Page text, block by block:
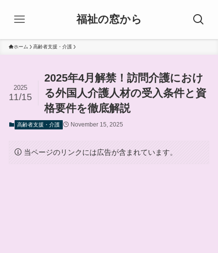
福祉の窓から
ホーム 高齢者支援・介護
2025年4月解禁！訪問介護におけ
る外国人介護人材の受入条件と資
格要件を徹底解説
2025
11/15
高齢者支援・介護 November 15, 2025
当ページのリンクには広告が含まれています。